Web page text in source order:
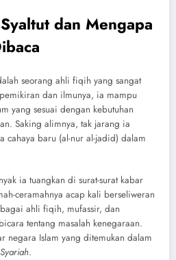
dan Mengapa
seorang ahli fiqih yang sangat
dan ilmunya, ia mampu
yang sesuai dengan kebutuhan
Saking alimnya, tak jarang ia
cahaya baru (al-nur al-jadid) dalam
ia tuangkan di surat-surat kabar
ceramahnya acap kali berseliweran
ahli fiqih, mufassir, dan
tentang masalah kenegaraan.
negara Islam yang ditemukan dalam
.